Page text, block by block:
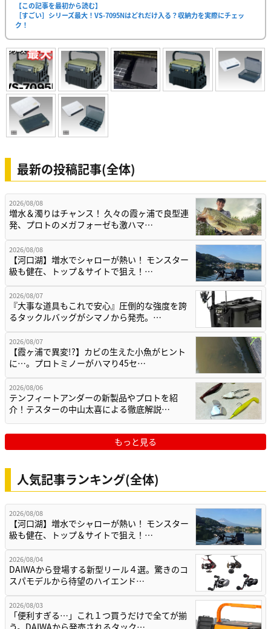
【この記事を最初から読む】
［すごい］シリーズ最大！VS-7095Nはどれだけ入る？収納力を実際にチェッ
ク！
最新の投稿記事(全体)
2026/08/08
増水＆濁りはチャンス！ 久々の霞ヶ浦で良型連
発、プロトのメガフォーゼも激ハマ…
2026/08/08
【河口湖】増水でシャローが熱い！ モンスター
級も健在、トップ＆サイトで狙え！…
2026/08/07
『大事な道具もこれで安心』圧倒的な強度を誇
るタックルバッグがシマノから発売。…
2026/08/07
【霞ヶ浦で異変!?】カビの生えた小魚がヒント
に…。プロトミノーがハマり45セ…
2026/08/06
テンフィートアンダーの新製品やプロトを紹
介！テスターの中山太喜による徹底解説…
もっと見る
人気記事ランキング(全体)
2026/08/08
【河口湖】増水でシャローが熱い！ モンスター
級も健在、トップ＆サイトで狙え！…
2026/08/04
DAIWAから登場する新型リール４選。驚きのコ
スパモデルから待望のハイエンド…
2026/08/03
「便利すぎる…」これ１つ買うだけで全てが揃